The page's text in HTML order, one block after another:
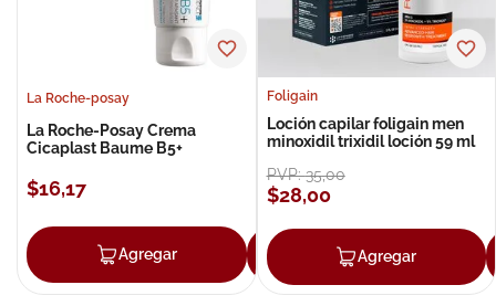
La Roche-posay
La Roche-Posay Crema
Cicaplast Baume B5+
$16,17
Agregar Agregar
Foligain
Loción capilar foligain men
minoxidil trixidil loción 59 ml
PVP:35,00
$28,00
Agregar